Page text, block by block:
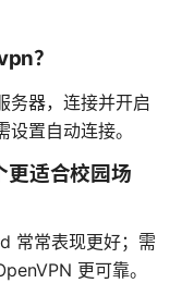
？
务器，连接并开启
置自动连接。
适合校园场
常常表现更好；需
更可靠。